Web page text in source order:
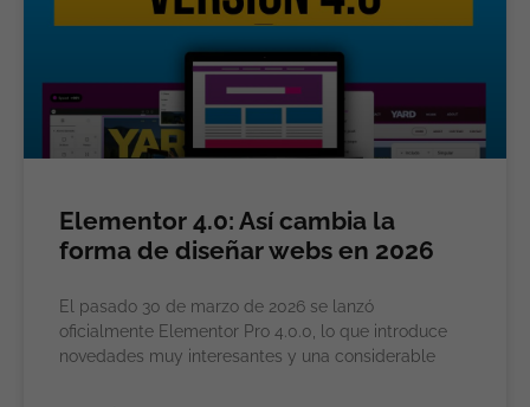
Elementor 4.0: Así cambia la
forma de diseñar webs en 2026
El pasado 30 de marzo de 2026 se lanzó
oficialmente Elementor Pro 4.0.0, lo que introduce
novedades muy interesantes y una considerable